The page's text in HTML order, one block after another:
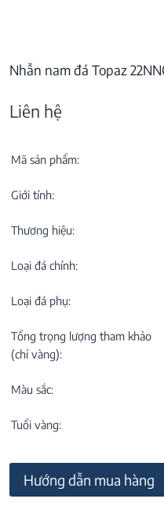
Nhẫn nam đá Topaz
Liên hệ
Mã sản phẩm:
Giới tính:
Thương hiệu:
Loại đá chính:
Loại đá phụ:
Tổng trọng lượng tham khảo
(chỉ vàng):
Màu sắc:
Tuổi vàng:
Hướng dẫn mua hàng